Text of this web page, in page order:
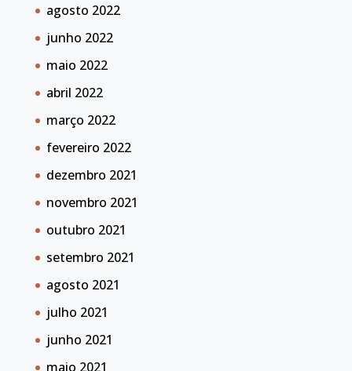
agosto 2022
junho 2022
maio 2022
abril 2022
março 2022
fevereiro 2022
dezembro 2021
novembro 2021
outubro 2021
setembro 2021
agosto 2021
julho 2021
junho 2021
maio 2021